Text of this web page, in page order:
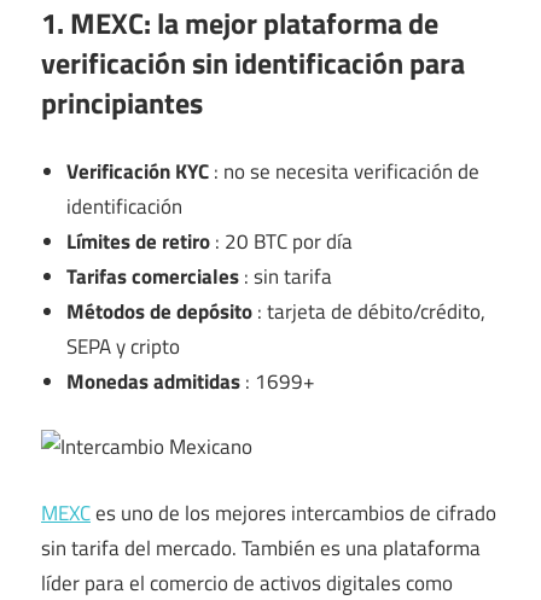
1. MEXC: la mejor plataforma de
verificación sin identificación para
principiantes
Verificación KYC: no se necesita verificación de
identificación
Límites de retiro: 20 BTC por día
Tarifas comerciales: sin tarifa
Métodos de depósito: tarjeta de débito/crédito,
SEPA y cripto
Monedas admitidas: 1699+
MEXCes uno de losmejores intercambios de cifrado
sin tarifadel mercado. También es una plataforma
líder para el comercio de activos digitales como